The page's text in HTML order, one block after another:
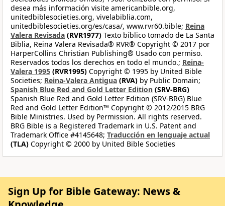
desea más información visite americanbible.org,
unitedbiblesocieties.org, vivelabiblia.com,
unitedbiblesocieties.org/es/casa/, www.rvr60.bible; Reina
Valera Revisada (RVR1977) Texto bíblico tomado de La Santa
Biblia, Reina Valera Revisada® RVR® Copyright © 2017 por
HarperCollins Christian Publishing® Usado con permiso.
Reservados todos los derechos en todo el mundo.; Reina-
Valera 1995 (RVR1995) Copyright © 1995 by United Bible
Societies; Reina-Valera Antigua (RVA) by Public Domain;
Spanish Blue Red and Gold Letter Edition (SRV-BRG)
Spanish Blue Red and Gold Letter Edition (SRV-BRG) Blue
Red and Gold Letter Edition™ Copyright © 2012/2015 BRG
Bible Ministries. Used by Permission. All rights reserved.
BRG Bible is a Registered Trademark in U.S. Patent and
Trademark Office #4145648; Traducción en lenguaje actual
(TLA) Copyright © 2000 by United Bible Societies
Sign Up for Bible Gateway: News &